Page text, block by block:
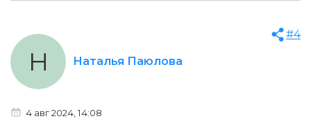
Наталья Паюлова
Н
#4
4 авг 2024, 14:08